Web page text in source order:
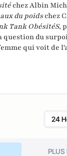
chez Albin
du poids chez
Tank ObésitéS,
du
qui voit de
24
PLUS